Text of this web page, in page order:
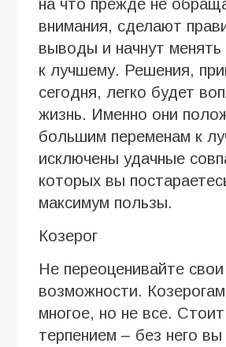
на что прежде не
внимания, сделают
выводы и начнут
к лучшему. Решения,
сегодня, легко будет
жизнь. Именно они
большим переменам к
исключены удачные
которых вы
максимум пользы.
Козерог
Не переоценивайте свои
возможности.
многое, но не все. Стоит
терпением – без него